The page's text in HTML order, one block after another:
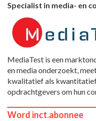
Specialist in media- en
MediaTest is een
en media onderzoekt,
kwalitatief als
opdrachtgevers om hun
Word inct.abonnee